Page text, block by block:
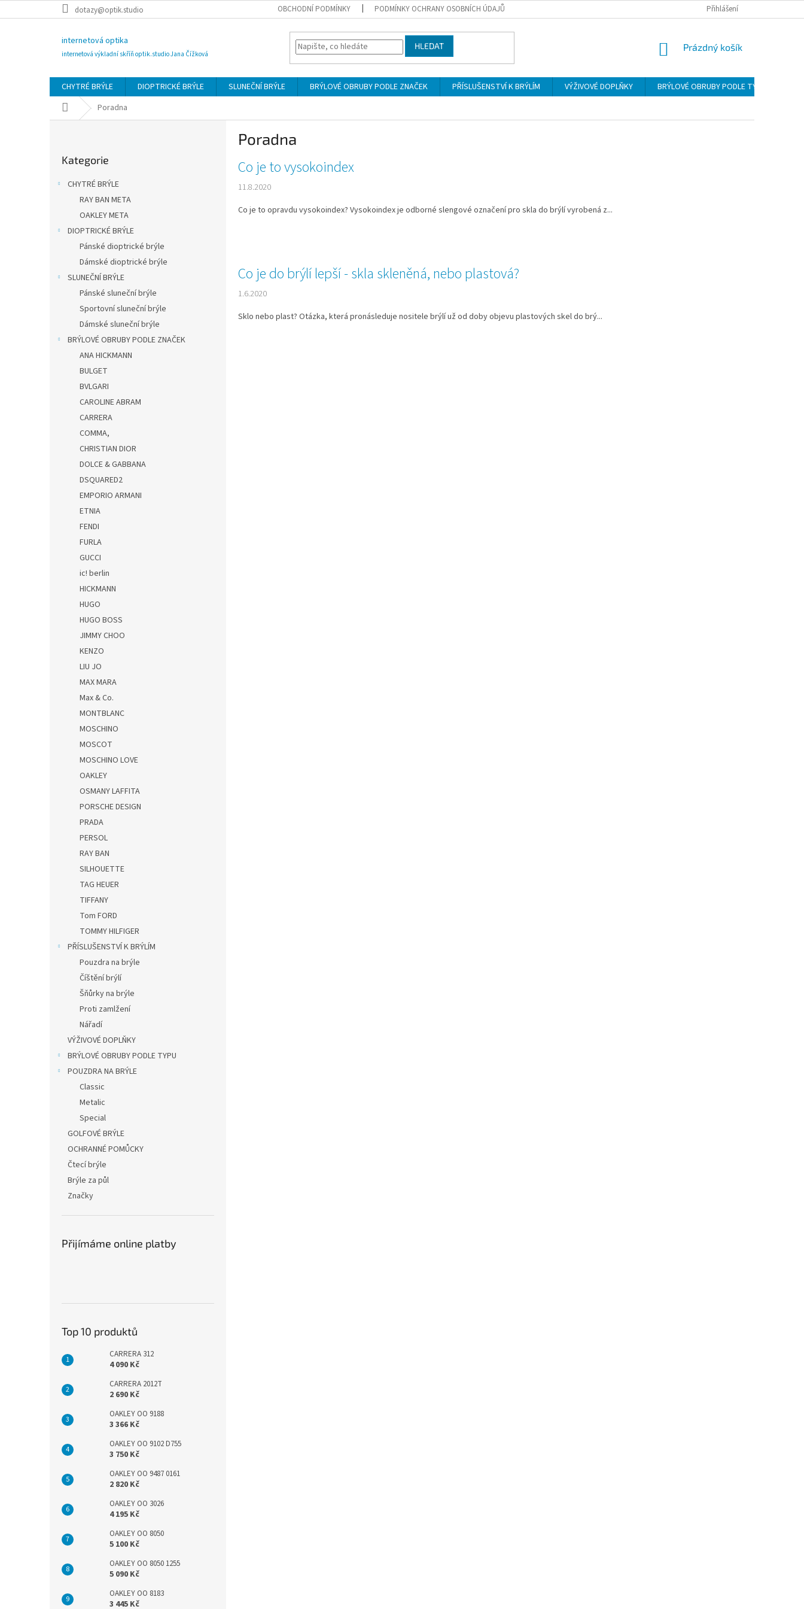
na
dotazy@optik.studio OBCHODNÍ PODMÍNKY PODMÍNKY OCHRANY OSOBNÍCH ÚDAJŮ Přihlášení
internetová optika
internetová výkladní skříň optik.studio Jana Čížková
HLEDAT
NÁKUPNÍ
Prázdný košík
CHYTRÉ BRÝLE DIOPTRICKÉ BRÝLE SLUNEČNÍ BRÝLE BRÝLOVÉ OBRUBY PODLE ZNAČEK PŘÍSLUŠENSTVÍ K BRÝLÍM VÝŽIVOVÉ DOPLŇKY BRÝLOVÉ OBRUBY PODLE TYPU
Domů Poradna
kategorie
Kategorie
CHYTRÉ BRÝLE
RAY BAN META
OAKLEY META
DIOPTRICKÉ BRÝLE
Pánské dioptrické brýle
Dámské dioptrické brýle
SLUNEČNÍ BRÝLE
Pánské sluneční brýle
Sportovní sluneční brýle
Dámské sluneční brýle
BRÝLOVÉ OBRUBY PODLE ZNAČEK
ANA HICKMANN
BULGET
BVLGARI
CAROLINE ABRAM
CARRERA
COMMA,
CHRISTIAN DIOR
DOLCE & GABBANA
DSQUARED2
EMPORIO ARMANI
ETNIA
FENDI
FURLA
GUCCI
ic! berlin
HICKMANN
HUGO
HUGO BOSS
JIMMY CHOO
KENZO
LIU JO
MAX MARA
Max & Co.
MONTBLANC
MOSCHINO
MOSCOT
MOSCHINO LOVE
OAKLEY
OSMANY LAFFITA
PORSCHE DESIGN
PRADA
PERSOL
RAY BAN
SILHOUETTE
TAG HEUER
TIFFANY
Tom FORD
TOMMY HILFIGER
PŘÍSLUŠENSTVÍ K BRÝLÍM
Pouzdra na brýle
Číštění brýlí
Šňůrky na brýle
Proti zamlžení
Nářadí
VÝŽIVOVÉ DOPLŇKY
BRÝLOVÉ OBRUBY PODLE TYPU
POUZDRA NA BRÝLE
Classic
Metalic
Special
GOLFOVÉ BRÝLE
OCHRANNÉ POMŮCKY
Čtecí brýle
Brýle za půl
Značky
Přijímáme online platby
Top 10 produktů
CARRERA 312
4 090 Kč
CARRERA 2012T
2 690 Kč
OAKLEY OO 9188
3 366 Kč
OAKLEY OO 9102 D755
3 750 Kč
OAKLEY OO 9487 0161
2 820 Kč
OAKLEY OO 3026
4 195 Kč
OAKLEY OO 8050
5 100 Kč
OAKLEY OO 8050 1255
5 090 Kč
OAKLEY OO 8183
3 445 Kč
Poradna
V
p
i
s
n
k
ů
Co je to vysokoindex
11.8.2020
Co je to opravdu vysokoindex? Vysokoindex je odborné slengové označení pro skla do brýlí vyrobená z...
Co je do brýlí lepší - skla skleněná, nebo plastová?
1.6.2020
Sklo nebo plast? Otázka, která pronásleduje nositele brýlí už od doby objevu plastových skel do brý...